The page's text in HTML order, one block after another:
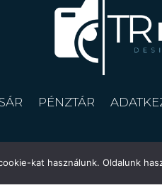
PÉNZTÁR
kat használunk. Oldalunk